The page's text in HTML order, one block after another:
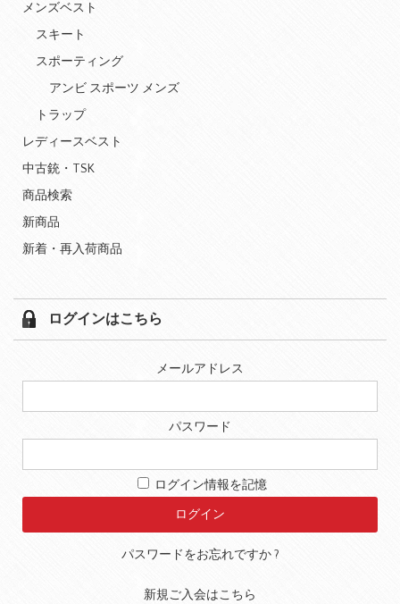
メンズベスト
スキート
スポーティング
アンビ スポーツ メンズ
トラップ
レディースベスト
中古銃・TSK
商品検索
新商品
新着・再入荷商品
ログインはこちら
メールアドレス
パスワード
ログイン情報を記憶
パスワードをお忘れですか ?
新規ご入会はこちら